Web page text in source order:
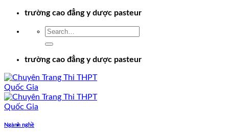
Chuyểntrường cao đẳng y dược pasteur
trường cao đẳng y dược pasteur
Ngành nghề